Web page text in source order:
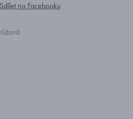
Sdílet na Facebooku